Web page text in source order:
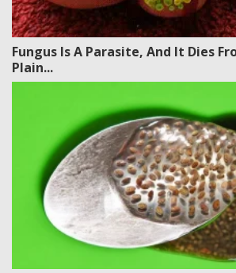
Fungus Is A Parasite, And It Dies
Plain...